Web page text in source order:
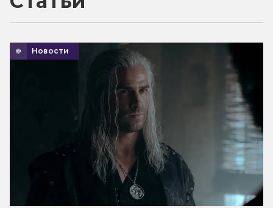
Новости